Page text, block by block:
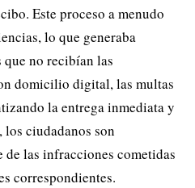
Este proceso a menudo
lo que generaba
no recibían las
domicilio digital, las multas
la entrega inmediata y
los ciudadanos son
las infracciones cometidas
correspondientes.